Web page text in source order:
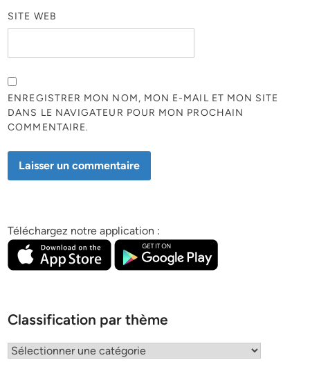
SITE WEB
ENREGISTRER MON NOM, MON E-MAIL ET MON SITE
DANS LE NAVIGATEUR POUR MON PROCHAIN
COMMENTAIRE.
Téléchargez notre application :
Classification par thème
Classification